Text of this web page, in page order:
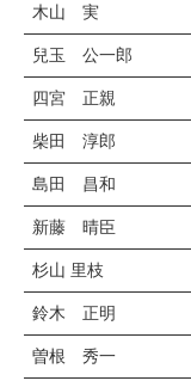
木山 実
兒玉 公一郎
四宮 正親
柴田 淳郎
島田 昌和
新藤 晴臣
杉山 里枝
鈴木 正明
曽根 秀一